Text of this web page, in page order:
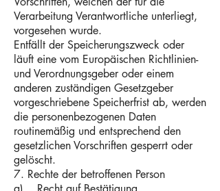
Verarbeitung Verantwortliche unterliegt,
vorgesehen wurde.
Entfällt der Speicherungszweck oder
läuft eine vom Europäischen Richtlinien-
und Verordnungsgeber oder einem
anderen zuständigen Gesetzgeber
vorgeschriebene Speicherfrist ab, werden
die personenbezogenen Daten
routinemäßig und entsprechend den
gesetzlichen Vorschriften gesperrt oder
gelöscht.
7. Rechte der betroffenen Person